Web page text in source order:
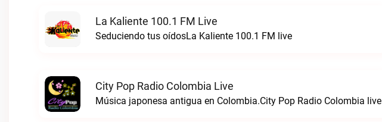
La Kaliente 100.1 FM Live
Seduciendo tus oídosLa Kaliente 100.1 FM live
City Pop Radio Colombia Live
Música japonesa antigua en Colombia.City Pop Radio Colombia live